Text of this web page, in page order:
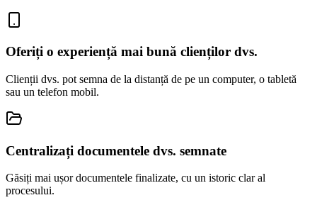
Oferiți o experiență mai bună clienților dvs.
Clienții dvs. pot semna de la distanță de pe un computer, o tabletă
sau un telefon mobil.
Centralizați documentele dvs. semnate
Găsiți mai ușor documentele finalizate, cu un istoric clar al
procesului.